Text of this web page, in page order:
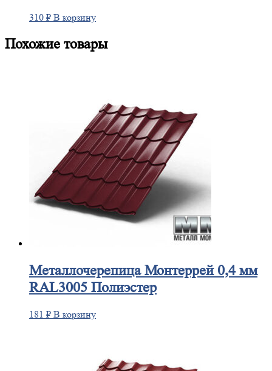
310 ₽ В корзину
Похожие товары
МеталлочерепицаМонтеррей 0,4 мм
RAL3005 Полиэстер
181 ₽ В корзину